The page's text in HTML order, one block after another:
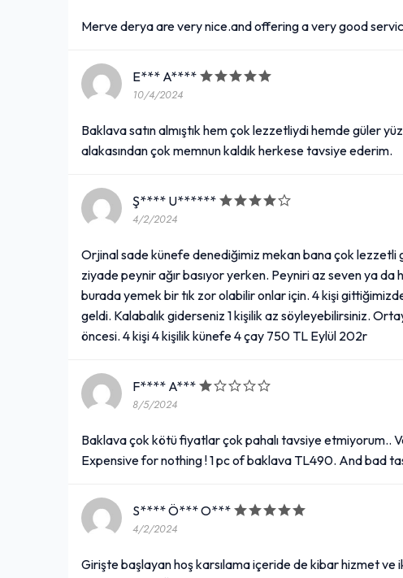
Merve derya are very nice.and offering a very good
E*** A****
10/4/2024
Baklava satın almıştık hem çok lezzetliydi hemde güler
alakasından çok memnun kaldık herkese tavsiye ederim.
Ş**** U******
4/2/2024
Orjinal sade künefe denediğimiz mekan bana çok
ziyade peynir ağır basıyor yerken. Peyniri az seven ya
burada yemek bir tık zor olabilir onlar için. 4 kişi
geldi. Kalabalık giderseniz 1 kişilik az söyleyebilirsiniz.
öncesi. 4 kişi 4 kişilik künefe 4 çay 750 TL Eylül 202r
F**** A***
8/5/2024
Baklava çok kötü fiyatlar çok pahalı tavsiye etmiyorum..
S**** Ö*** O***
4/2/2024
Girişte başlayan hoş karsılama içeride de kibar hizmet